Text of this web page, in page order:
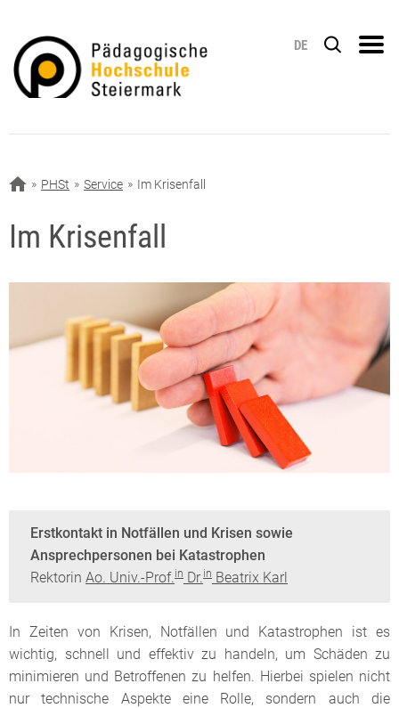
DE
PHSt Service Im Krisenfall
Im Krisenfall
Erstkontakt in Notfällen und Krisen sowie
Ansprechpersonen bei Katastrophen
Rektorin Ao. Univ.-Prof.in Dr.in Beatrix Karl
In Zeiten von Krisen, Notfällen und Katastrophen ist es
wichtig, schnell und effektiv zu handeln, um Schäden zu
minimieren und Betroffenen zu helfen. Hierbei spielen nicht
nur technische Aspekte eine Rolle, sondern auch die